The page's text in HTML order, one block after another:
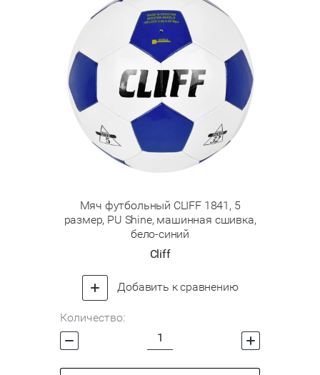
Мяч футбольный CLIFF 1841, 5
размер, PU Shine, машинная сшивка,
бело-синий
Cliff
Добавить к сравнению
Количество: